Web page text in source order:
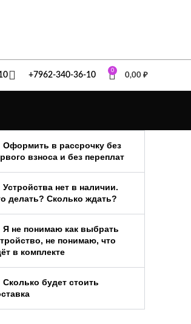
+7962-340-36-10
0
0,00 ₽
Оформить в рассрочку без
взноса и без переплат
Устройства нет в наличии.
делать? Сколько ждать?
Я не понимаю как выбрать
не понимаю, что
в комплекте
Сколько будет стоить